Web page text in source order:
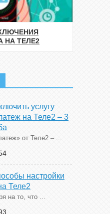
НА ТЕЛЕ2
услугу
на Теле2 – 3
от Теле2 – ...
настройки
Теле2
на то, что ...